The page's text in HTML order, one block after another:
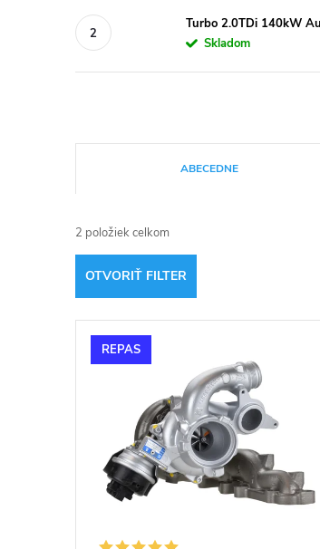
Turbo 2.0TDi 140kW
Skladom
a
d
e
n
ABECEDNE
2 položiek celkom
OTVORIŤ FILTER
VREPAS